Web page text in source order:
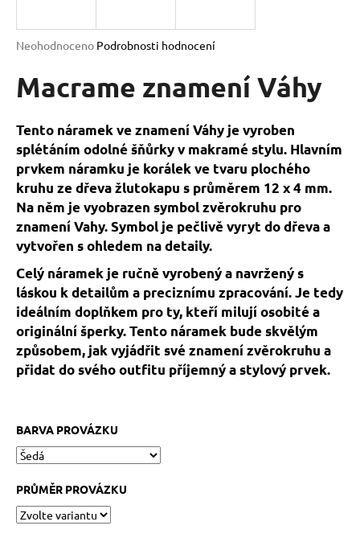
Průměrné
produktu
je
5
hvězdiček.
Neohodnoceno Podrobnosti hodnocení
Macrame znamení Váhy
Tento náramek ve znamení Váhy je vyroben
splétáním odolné šňůrky v makramé stylu. Hlavním
prvkem náramku je korálek ve tvaru plochého
kruhu ze dřeva žlutokapu s průměrem 12 x 4 mm.
Na něm je vyobrazen symbol zvěrokruhu pro
znamení Vahy. Symbol je pečlivě vyryt do dřeva a
vytvořen s ohledem na detaily.
Celý náramek je ručně vyrobený a navržený s
láskou k detailům a preciznímu zpracování. Je tedy
ideálním doplňkem pro ty, kteří milují osobité a
originální šperky. Tento náramek bude skvělým
způsobem, jak vyjádřit své znamení zvěrokruhu a
přidat do svého outfitu příjemný a stylový prvek.
BARVA PROVÁZKU
PRŮMĚR PROVÁZKU
j
t
?
HLEDAT
D
o
p
o
r
u
č
u
m
e
KABBALAH
FIVE
SILVER